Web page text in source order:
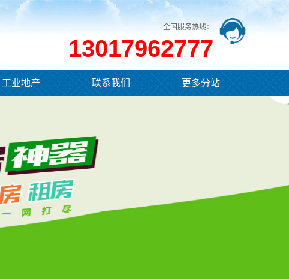
全国服务热线：
13017962777
工业地产 联系我们 更多分站